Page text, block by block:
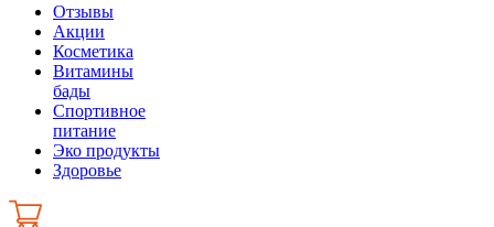
Отзывы
Акции
Косметика
Витамины
бады
Спортивное
питание
Эко продукты
Здоровье